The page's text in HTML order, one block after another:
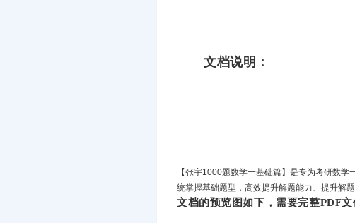
文档说明：
【张宇1000题数学一基础篇】是专为考研数
统掌握基础题型，高效提升解题能力、 提升解题
文档的预览图如下，需要完整PDF